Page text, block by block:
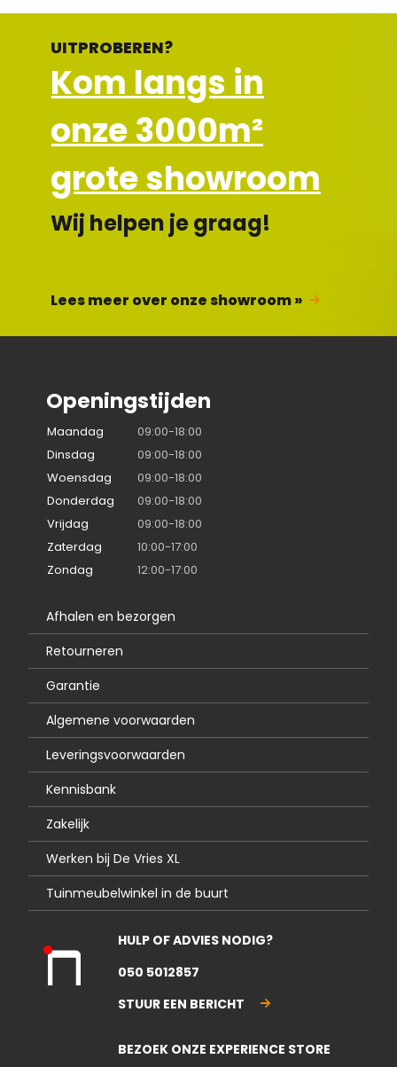
UITPROBEREN?
Kom langs in
onze 3000m²
grote showroom
Wij helpen je graag!
Lees meer over onze showroom »
Openingstijden
Maandag
09:00-18:00
Dinsdag
09:00-18:00
Woensdag
09:00-18:00
Donderdag
09:00-18:00
Vrijdag
09:00-18:00
Zaterdag
10:00-17:00
Zondag
12:00-17:00
Afhalen en bezorgen
Retourneren
Garantie
Algemene voorwaarden
Leveringsvoorwaarden
Kennisbank
Zakelijk
Werken bij De Vries XL
Tuinmeubelwinkel in de buurt
nte
HULP OF ADVIES NODIG?
050 5012857
STUUR EEN BERICHT
BEZOEK ONZE EXPERIENCE STORE